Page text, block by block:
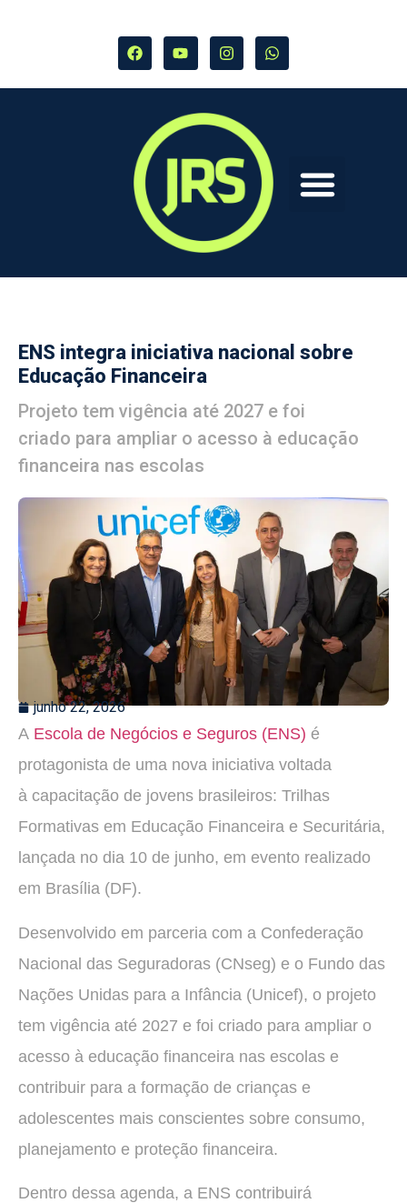
ENS integra iniciativa nacional sobre
Educação Financeira
Projeto tem vigência até 2027 e foi
criado para ampliar o acesso à educação
financeira nas escolas
junho 22, 2026
A Escola de Negócios e Seguros (ENS) é
protagonista de uma nova iniciativa voltada
à capacitação de jovens brasileiros: Trilhas
Formativas em Educação Financeira e Securitária,
lançada no dia 10 de junho, em evento realizado
em Brasília (DF).
Desenvolvido em parceria com a Confederação
Nacional das Seguradoras (CNseg) e o Fundo das
Nações Unidas para a Infância (Unicef), o projeto
tem vigência até 2027 e foi criado para ampliar o
acesso à educação financeira nas escolas e
contribuir para a formação de crianças e
adolescentes mais conscientes sobre consumo,
planejamento e proteção financeira.
Dentro dessa agenda, a ENS contribuirá